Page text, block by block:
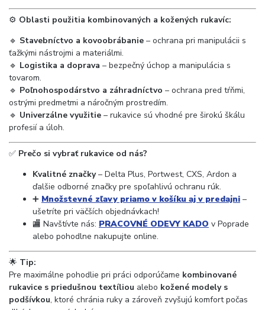
⚙️ Oblasti použitia kombinovaných a kožených rukavíc:
🔹 Stavebníctvo a kovoobrábanie – ochrana pri manipulácii s
ťažkými nástrojmi a materiálmi.
🔹 Logistika a doprava – bezpečný úchop a manipulácia s
tovarom.
🔹 Poľnohospodárstvo a záhradníctvo – ochrana pred tŕňmi,
ostrými predmetmi a náročným prostredím.
🔹 Univerzálne využitie – rukavice sú vhodné pre širokú škálu
profesií a úloh.
✅ Prečo si vybrať rukavice od nás?
Kvalitné značky– Delta Plus, Portwest, CXS, Ardon a
ďalšie odborné značky pre spoľahlivú ochranu rúk.
➕ Množstevné zľavy priamo v košíku aj v predajni –
ušetríte pri väčších objednávkach!
🏬 Navštívte nás: PRACOVNÉ ODEVY KADO v Poprade
alebo pohodlne nakupujte online.
🌟 Tip:
Pre maximálne pohodlie pri práci odporúčame kombinované
rukavice s priedušnou textíliou alebo kožené modely s
podšívkou, ktoré chránia ruky a zároveň zvyšujú komfort počas